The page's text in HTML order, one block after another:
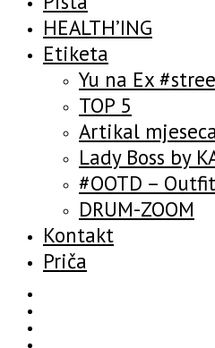
HEALTH’ING
Etiketa
Yu na Ex
TOP 5
Artikal mjeseca
Lady Boss by
#OOTD –
DRUM-ZOOM
Kontakt
Priča